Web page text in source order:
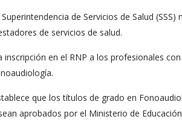
Superintendencia de Servicios de Salud
de servicios de salud.
inscripción en el RNP a los profesionales
que los títulos de grado en
aprobados por el Ministerio de